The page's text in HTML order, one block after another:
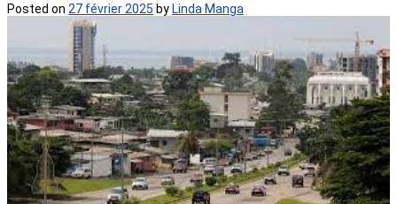
Posted on 27 février 2025 by Linda Manga